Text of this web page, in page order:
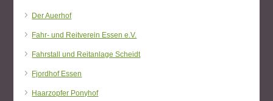
Der Auerhof
Fahr- und Reitverein Essen e.V.
Fahrstall und Reitanlage Scheidt
Fjordhof Essen
Haarzopfer Ponyhof